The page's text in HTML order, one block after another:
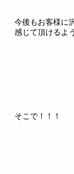
今後もお客様に
感じて頂けるよ
そこで！！！